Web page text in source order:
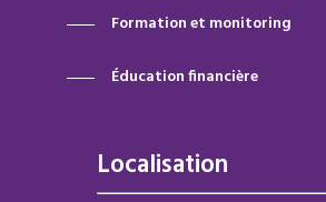
Formation et monitoring
Éducation financière
Localisation